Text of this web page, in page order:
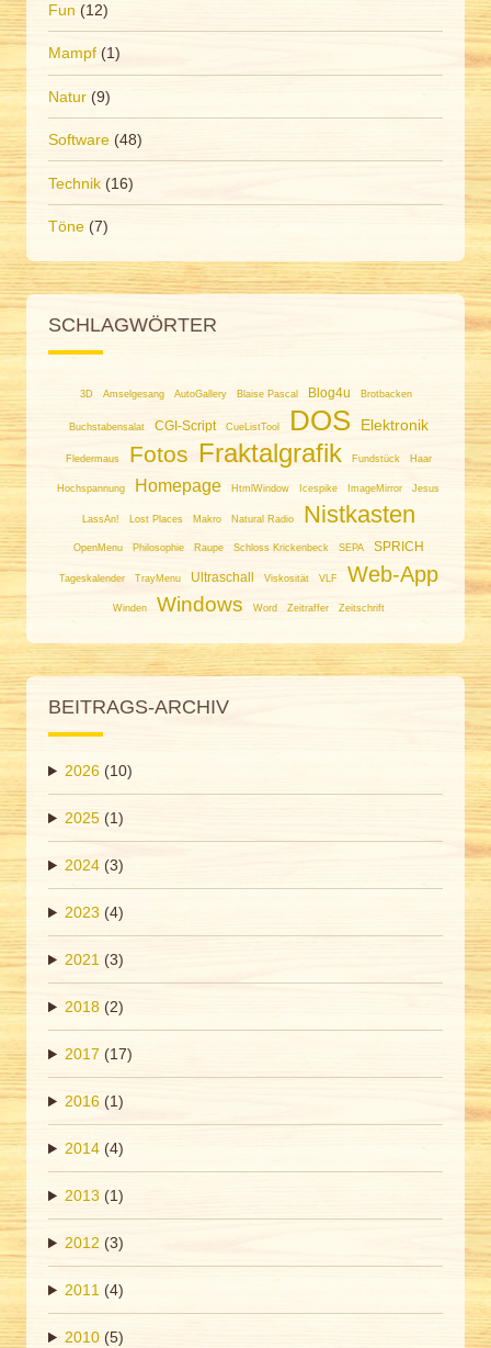
Fun (12)
Mampf (1)
Natur (9)
Software (48)
Technik (16)
Töne (7)
SCHLAGWÖRTER
3D Amselgesang AutoGallery Blaise Pascal Blog4u Brotbacken
Buchstabensalat CGI-Script CueListTool DOS Elektronik
Fledermaus Fotos Fraktalgrafik Fundstück Haar
Hochspannung Homepage HtmlWindow Icespike ImageMirror Jesus
LassAn! Lost Places Makro Natural Radio Nistkasten
OpenMenu Philosophie Raupe Schloss Krickenbeck SEPA SPRICH
Tageskalender TrayMenu Ultraschall Viskosität VLF Web-App
Winden Windows Word Zeitraffer Zeitschrift
BEITRAGS-ARCHIV
2026 (10)
2025 (1)
2024 (3)
2023 (4)
2021 (3)
2018 (2)
2017 (17)
2016 (1)
2014 (4)
2013 (1)
2012 (3)
2011 (4)
2010 (5)